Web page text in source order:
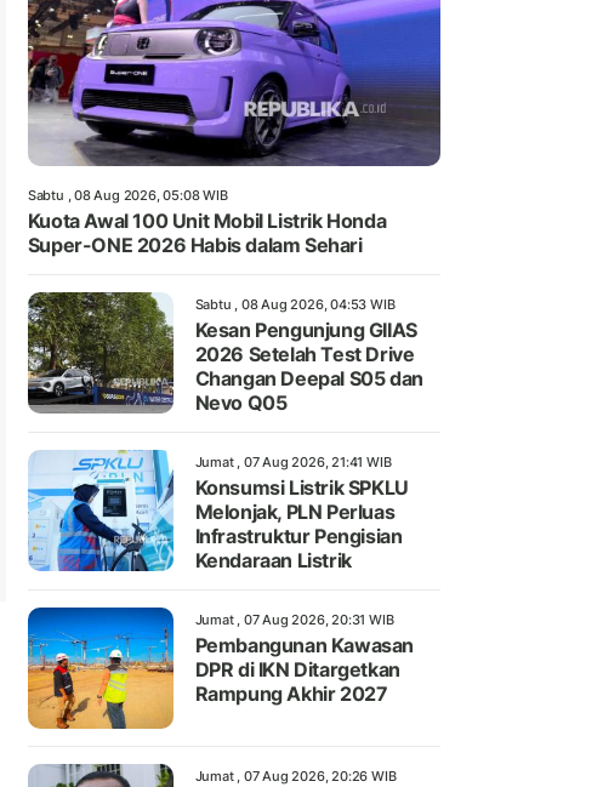
Sabtu , 08 Aug 2026, 05:08 WIB
Kuota Awal 100 Unit Mobil Listrik Honda
Super-ONE 2026 Habis dalam Sehari
Sabtu , 08 Aug 2026, 04:53 WIB
Kesan Pengunjung GIIAS
2026 Setelah Test Drive
Changan Deepal S05 dan
Nevo Q05
Jumat , 07 Aug 2026, 21:41 WIB
Konsumsi Listrik SPKLU
Melonjak, PLN Perluas
Infrastruktur Pengisian
Kendaraan Listrik
Jumat , 07 Aug 2026, 20:31 WIB
Pembangunan Kawasan
DPR di IKN Ditargetkan
Rampung Akhir 2027
Jumat , 07 Aug 2026, 20:26 WIB